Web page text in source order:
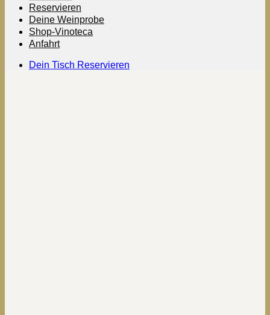
Reservieren
Deine Weinprobe
Shop-Vinoteca
Anfahrt
Dein Tisch Reservieren